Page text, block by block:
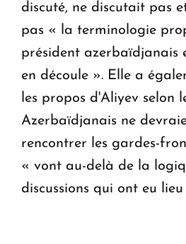
discuté, ne discutait pas
pas « la terminologie
président azerbaïdjanais
en découle ». Elle a
les propos d'Aliyev selon
Azerbaïdjanais ne
rencontrer les gardes-
« vont au-delà de la
discussions qui ont eu lieu